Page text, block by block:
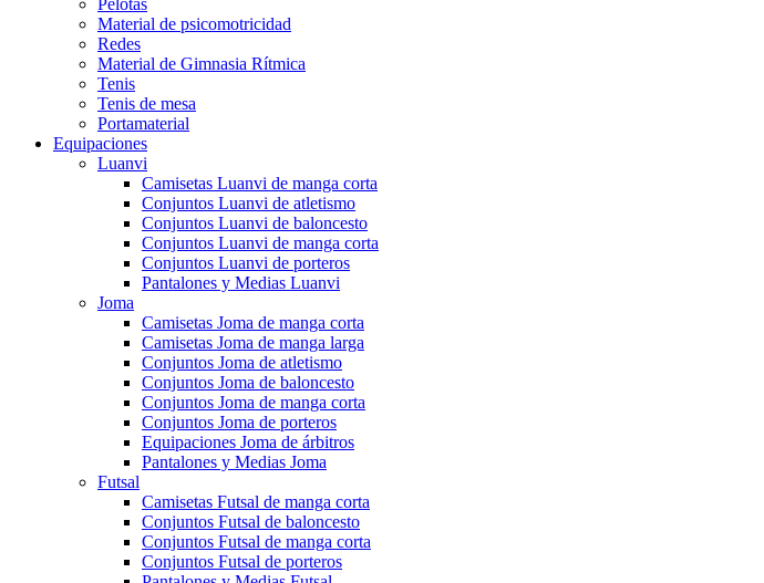
Pelotas
Material de psicomotricidad
Redes
Material de Gimnasia Rítmica
Tenis
Tenis de mesa
Portamaterial
Equipaciones
Luanvi
Camisetas Luanvi de manga corta
Conjuntos Luanvi de atletismo
Conjuntos Luanvi de baloncesto
Conjuntos Luanvi de manga corta
Conjuntos Luanvi de porteros
Pantalones y Medias Luanvi
Joma
Camisetas Joma de manga corta
Camisetas Joma de manga larga
Conjuntos Joma de atletismo
Conjuntos Joma de baloncesto
Conjuntos Joma de manga corta
Conjuntos Joma de porteros
Equipaciones Joma de árbitros
Pantalones y Medias Joma
Futsal
Camisetas Futsal de manga corta
Conjuntos Futsal de baloncesto
Conjuntos Futsal de manga corta
Conjuntos Futsal de porteros